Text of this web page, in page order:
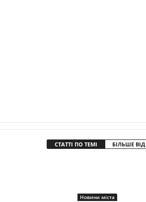
СТАТТІ ПО ТЕМІ БІЛЬШЕ
Новини міста